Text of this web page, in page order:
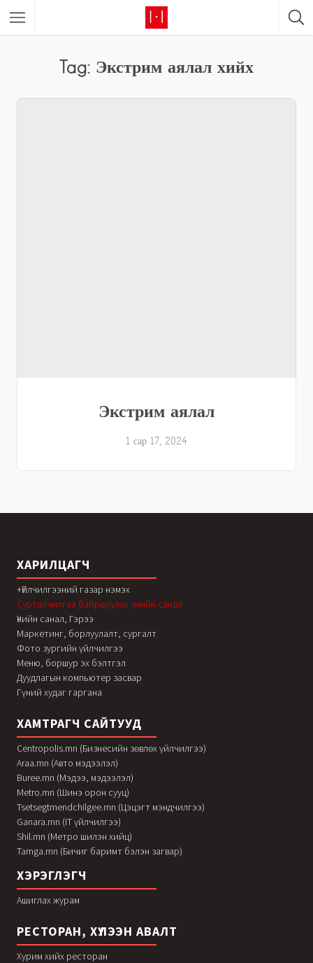
Tag: Экстрим аялал хийх
Экстрим аялал
1 сар 17, 2024
ХАРИЛЦАГЧ
+Үйлчилгээний газар нэмэх
Сурталчилгаа байршуулах үнийн санал
Үнийн санал, Гэрээ
Маркетинг, борлуулалт, сургалт
Фото зургийн үйлчилгээ
Меню, боршур эх бэлтгэл
Дуудлагын компьютер засвар
Гүний худаг гаргана
ХАМТРАГЧ САЙТУУД
Centropolis.mn (Бизнесийн зөвлөх үйлчилгээ)
Araa.mn (Авто мэдээлэл)
Buree.mn (Мэдээ, мэдээлэл)
Metro.mn (Шинэ орон сууц)
Tsetsegtmendchilgee.mn (Цэцэгт мэндчилгээ)
Ganara.mn (IT үйлчилгээ)
Shil.mn (Метро шилэн хийц)
Tamga.mn (Бичиг баримт бэлэн загвар)
ХЭРЭГЛЭГЧ
Ашиглах журам
РЕСТОРАН, ХҮЛЭЭН АВАЛТ
Хурим хийх ресторан